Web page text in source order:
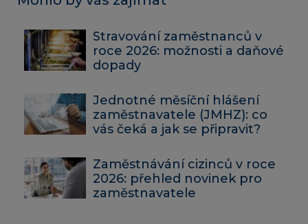
Stravování zaměstnanců v
roce 2026: možnosti a daňové
dopady
Jednotné měsíční hlášení
zaměstnavatele (JMHZ): co
vás čeká a jak se připravit?
Zaměstnávání cizinců v roce
2026: přehled novinek pro
zaměstnavatele